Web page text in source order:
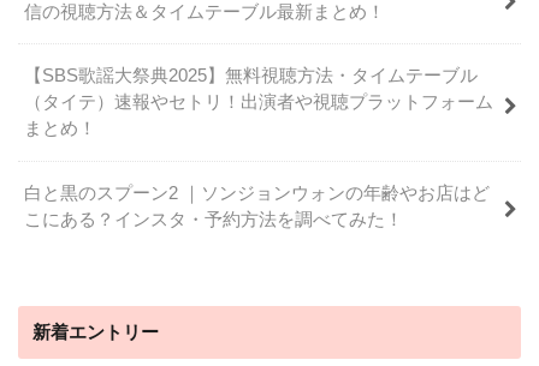
信の視聴方法＆タイムテーブル最新まとめ！
【SBS歌謡大祭典2025】無料視聴方法・タイムテーブル
（タイテ）速報やセトリ！出演者や視聴プラットフォーム
まとめ！
白と黒のスプーン2 ｜ソンジョンウォンの年齢やお店はど
こにある？インスタ・予約方法を調べてみた！
新着エントリー